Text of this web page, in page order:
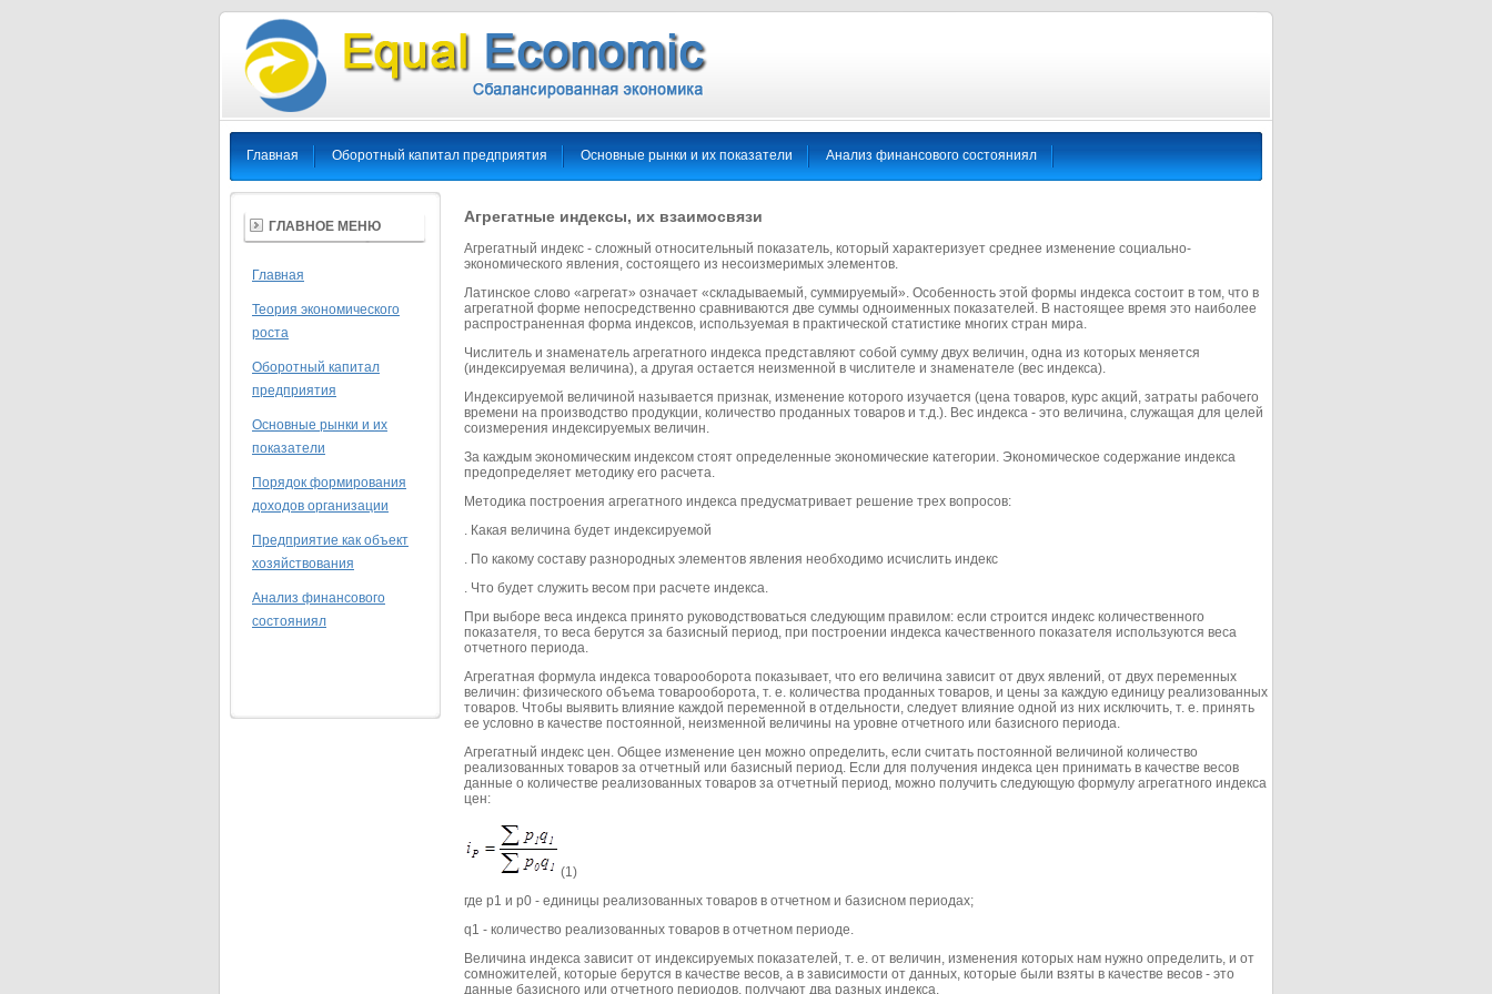
Главная Оборотный капитал предприятия Основные рынки и их показатели Анализ финансового состояниял
Агрегатные индексы, их взаимосвязи
Агрегатный индекс - сложный относительный показатель, который характеризует среднее изменение социально-
экономического явления, состоящего из несоизмеримых элементов.
Латинское слово «агрегат» означает «складываемый, суммируемый». Особенность этой формы индекса состоит в том, что в
агрегатной форме непосредственно сравниваются две суммы одноименных показателей. В настоящее время это наиболее
распространенная форма индексов, используемая в практической статистике многих стран мира.
Числитель и знаменатель агрегатного индекса представляют собой сумму двух величин, одна из которых меняется
(индексируемая величина), а другая остается неизменной в числителе и знаменателе (вес индекса).
Индексируемой величиной называется признак, изменение которого изучается (цена товаров, курс акций, затраты рабочего
времени на производство продукции, количество проданных товаров и т.д.). Вес индекса - это величина, служащая для целей
соизмерения индексируемых величин.
За каждым экономическим индексом стоят определенные экономические категории. Экономическое содержание индекса
предопределяет методику его расчета.
Методика построения агрегатного индекса предусматривает решение трех вопросов:
. Какая величина будет индексируемой
. По какому составу разнородных элементов явления необходимо исчислить индекс
. Что будет служить весом при расчете индекса.
При выборе веса индекса принято руководствоваться следующим правилом: если строится индекс количественного
показателя, то веса берутся за базисный период, при построении индекса качественного показателя используются веса
отчетного периода.
Агрегатная формула индекса товарооборота показывает, что его величина зависит от двух явлений, от двух переменных
величин: физического объема товарооборота, т. е. количества проданных товаров, и цены за каждую единицу реализованных
товаров. Чтобы выявить влияние каждой переменной в отдельности, следует влияние одной из них исключить, т. е. принять
ее условно в качестве постоянной, неизменной величины на уровне отчетного или базисного периода.
Агрегатный индекс цен. Общее изменение цен можно определить, если считать постоянной величиной количество
реализованных товаров за отчетный или базисный период. Если для получения индекса цен принимать в качестве весов
данные о количестве реализованных товаров за отчетный период, можно получить следующую формулу агрегатного индекса
цен:
(1)
где р1 и р0 - единицы реализованных товаров в отчетном и базисном периодах;
q1 - количество реализованных товаров в отчетном периоде.
Величина индекса зависит от индексируемых показателей, т. е. от величин, изменения которых нам нужно определить, и от
сомножителей, которые берутся в качестве весов, а в зависимости от данных, которые были взяты в качестве весов - это
данные базисного или отчетного периодов, получают два разных индекса.
ГЛАВНОЕ МЕНЮ
Главная
Теория экономического
роста
Оборотный капитал
предприятия
Основные рынки и их
показатели
Порядок формирования
доходов организации
Предприятие как объект
хозяйствования
Анализ финансового
состояниял